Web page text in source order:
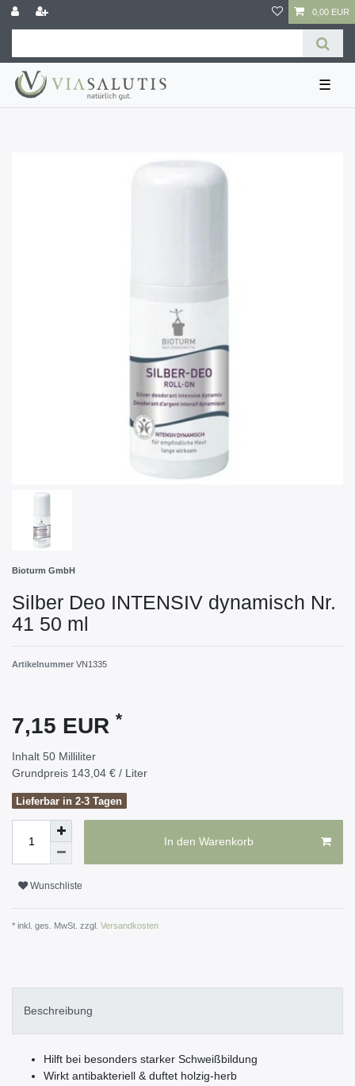
0,00 EUR
☰
Bioturm GmbH
Silber Deo INTENSIV dynamisch Nr.
41 50 ml
Artikelnummer VN1335
7,15 EUR *
Inhalt 50 Milliliter
Grundpreis 143,04 € / Liter
Lieferbar in 2-3 Tagen
In den Warenkorb
Wunschliste
* inkl. ges. MwSt. zzgl. Versandkosten
Beschreibung
Hilft bei besonders starker Schweißbildung
Wirkt antibakteriell & duftet holzig-herb